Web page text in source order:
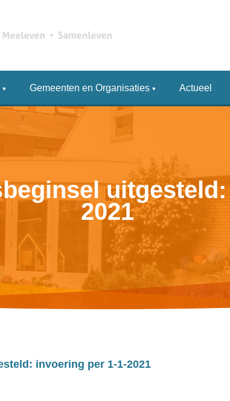
Gemeenten en Organisaties Actueel
2021
invoering per 1-1-2021